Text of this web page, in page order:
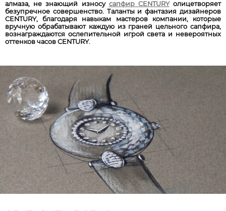
ал­ма­за, не знаю­щий из­но­су са­пфир CENTURYоли­цет­во­ря­ет
без­уп­реч­ное со­вер­шен­ство. Та­лан­ты и фан­та­зия ди­зай­не­ров
CENTURY, бла­го­да­ря на­вы­кам мас­тер­ов ком­па­нии, ко­то­рые
вруч­ную об­ра­ба­ты­ва­ют каж­дую из гра­ней цель­но­го сап­фи­ра,
воз­наг­раж­да­ют­ся ос­ле­пи­тель­ной иг­рой све­та и не­ве­ро­ят­ных
от­тен­ков ча­сов CENTURY.